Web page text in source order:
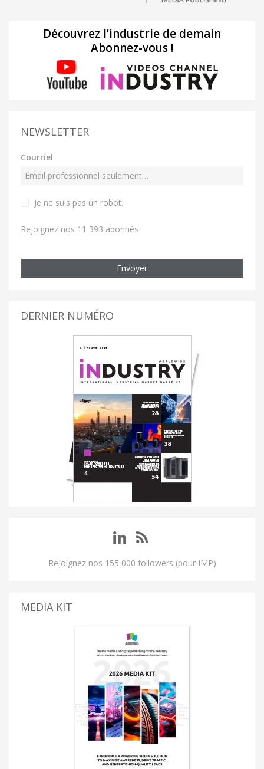
Découvrez l’industrie de demain
Abonnez-vous !
NEWSLETTER
Courriel
Je ne suis pas un robot.
Rejoignez nos 11 393 abonnés
Envoyer
DERNIER NUMÉRO
Rejoignez nos 155 000 followers (pour IMP)
MEDIA KIT